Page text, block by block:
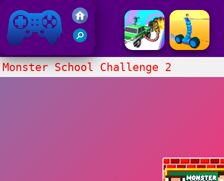
Juegos Friv 2020
Monster School Challenge 2